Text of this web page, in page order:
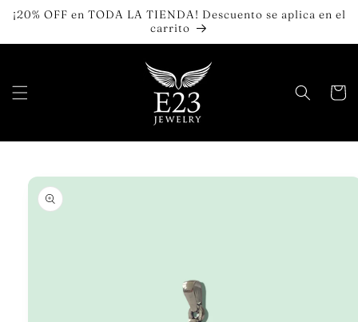
directamente
¡20% OFF en TODA LA TIENDA! Descuento se aplica en el
carrito
Carrito
directamente
información
del producto